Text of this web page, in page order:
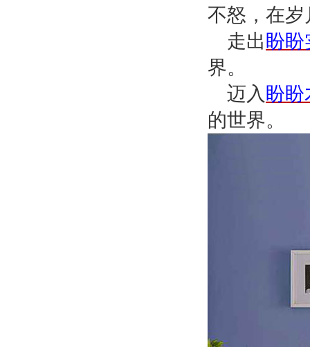
不怒，在
走出 盼
界。
迈入 盼
的世界。